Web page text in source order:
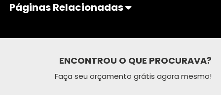
Páginas Relacionadas
ENCONTROU O QUE PROCURAVA?
Faça seu orçamento grátis agora mesmo!